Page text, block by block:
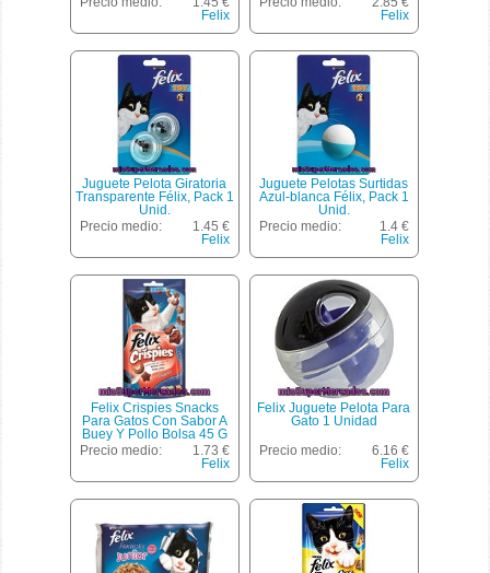
Felix
Felix
Juguete Pelota Giratoria
Transparente Félix, Pack 1
Unid.
Precio medio:
1.45 €
Felix
Juguete Pelotas Surtidas
Azul-blanca Félix, Pack 1
Unid.
Precio medio:
1.4 €
Felix
Felix Crispies Snacks
Para Gatos Con Sabor A
Buey Y Pollo Bolsa 45 G
Precio medio:
1.73 €
Felix
Felix Juguete Pelota Para
Gato 1 Unidad
Precio medio:
6.16 €
Felix